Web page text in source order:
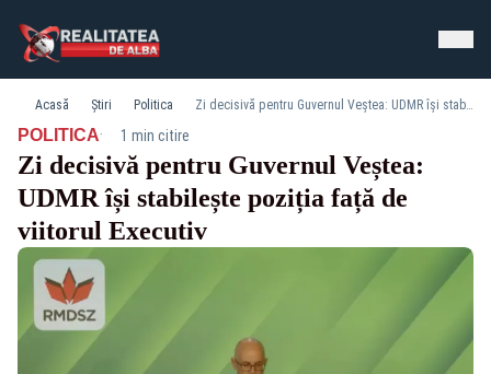
Acasă Știri Politica Zi decisivă pentru Guvernul Veștea: UDMR își stabilește poziția față de viitorul Executiv
POLITICA· 1 min citire
Zi decisivă pentru Guvernul Veștea:
UDMR își stabilește poziția față de
viitorul Executiv